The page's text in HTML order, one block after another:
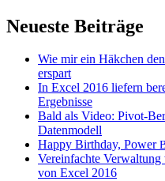
Neueste Beiträge
Wie mir ein Häkchen den
erspart
In Excel 2016 liefern
Ergebnisse
Bald als Video: Pivot-
Datenmodell
Happy Birthday, Power
Vereinfachte
von Excel 2016